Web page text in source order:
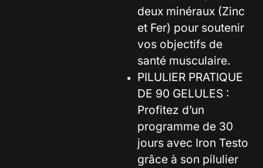
deux minéraux (Zinc
et Fer) pour soutenir
vos objectifs de
santé musculaire.
PILULIER PRATIQUE
DE 90 GELULES :
Profitez d’un
programme de 30
jours avec Iron Testo
grâce à son pilulier